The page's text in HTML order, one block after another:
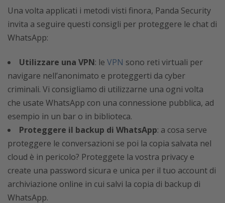
Una volta applicati i metodi visti finora, Panda Security
invita a seguire questi consigli per proteggere le chat di
WhatsApp:
Utilizzare una VPN: le VPN sono reti virtuali per
navigare nell’anonimato e proteggerti da cyber
criminali. Vi consigliamo di utilizzarne una ogni volta
che usate WhatsApp con una connessione pubblica, ad
esempio in un bar o in biblioteca.
Proteggere il backup di WhatsApp: a cosa serve
proteggere le conversazioni se poi la copia salvata nel
cloud è in pericolo? Proteggete la vostra privacy e
create una password sicura e unica per il tuo account di
archiviazione online in cui salvi la copia di backup di
WhatsApp.